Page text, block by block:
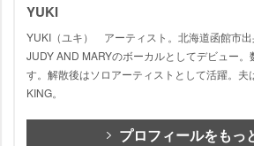
YUKI
YUKI（ユキ） アーティスト。北海道函館市
JUDY AND MARYのボーカルとしてデビュー。
す。解散後はソロアーティストとして活躍。夫
KING。
プロフィールをもっ